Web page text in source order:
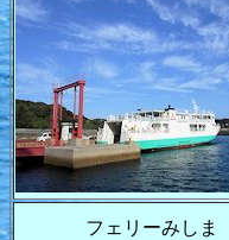
フェリーみしま